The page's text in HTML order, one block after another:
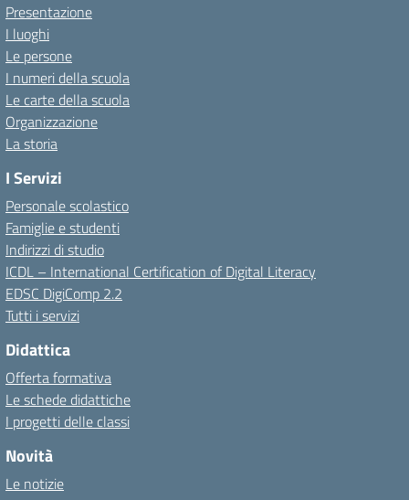
Presentazione
I luoghi
Le persone
I numeri della scuola
Le carte della scuola
Organizzazione
La storia
I Servizi
Personale scolastico
Famiglie e studenti
Indirizzi di studio
ICDL – International Certification of Digital Literacy
EDSC DigiComp 2.2
Tutti i servizi
Didattica
Offerta formativa
Le schede didattiche
I progetti delle classi
Novità
Le notizie